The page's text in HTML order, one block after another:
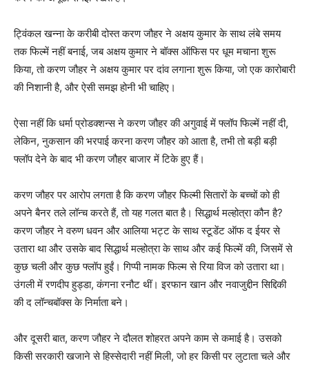
ट्विंकल खन्‍ना के करीबी दोस्‍त करण जौहर ने अक्षय कुमार के साथ लंबे समय
तक फिल्‍में नहीं बनाई, जब अक्षय कुमार ने बॉक्‍स ऑफिस पर धूम मचाना शुरू
किया, तो करण जौहर ने अक्षय कुमार पर दांव लगाना शुरू किया, जो एक कारोबारी
की निशानी है, और ऐसी समझ होनी भी चाहिए।
ऐसा नहीं कि धर्मा प्रोडक्‍शन्‍स ने करण जौहर की अगुवाई में फ्लॉप फिल्‍में नहीं दी,
लेकिन, नुकसान की भरपाई करना करण जौहर को आता है, तभी तो बड़ी बड़ी
फ्लॉप देने के बाद भी करण जौहर बाजार में टिके हुए हैं।
करण जौहर पर आरोप लगता है कि करण जौहर फिल्‍मी सितारों के बच्‍चों को ही
अपने बैनर तले लॉन्‍च करते हैं, तो यह गलत बात है। सिद्धार्थ मल्‍होत्रा कौन है?
करण जौहर ने वरुण धवन और आलिया भट्ट के साथ स्‍टूडेंट ऑफ द ईयर से
उतारा था और उसके बाद सिद्धार्थ मल्‍होत्रा के साथ और कई फिल्‍में की, जिसमें से
कुछ चली और कुछ फ्लॉप हुईं। गिप्‍पी नामक फिल्‍म से रिया विज को उतारा था।
उंगली में रणदीप हुड्डा, कंगना रनौट थीं। इरफान खान और नवाजुद्दीन सिद्द‍िकी
की द लॉन्‍चबॉक्‍स के निर्माता बने।
और दूसरी बात, करण जौहर ने दौलत शोहरत अपने काम से कमाई है। उसको
किसी सरकारी खजाने से हिस्‍सेदारी नहीं मिली, जो हर किसी पर लुटाता चले और